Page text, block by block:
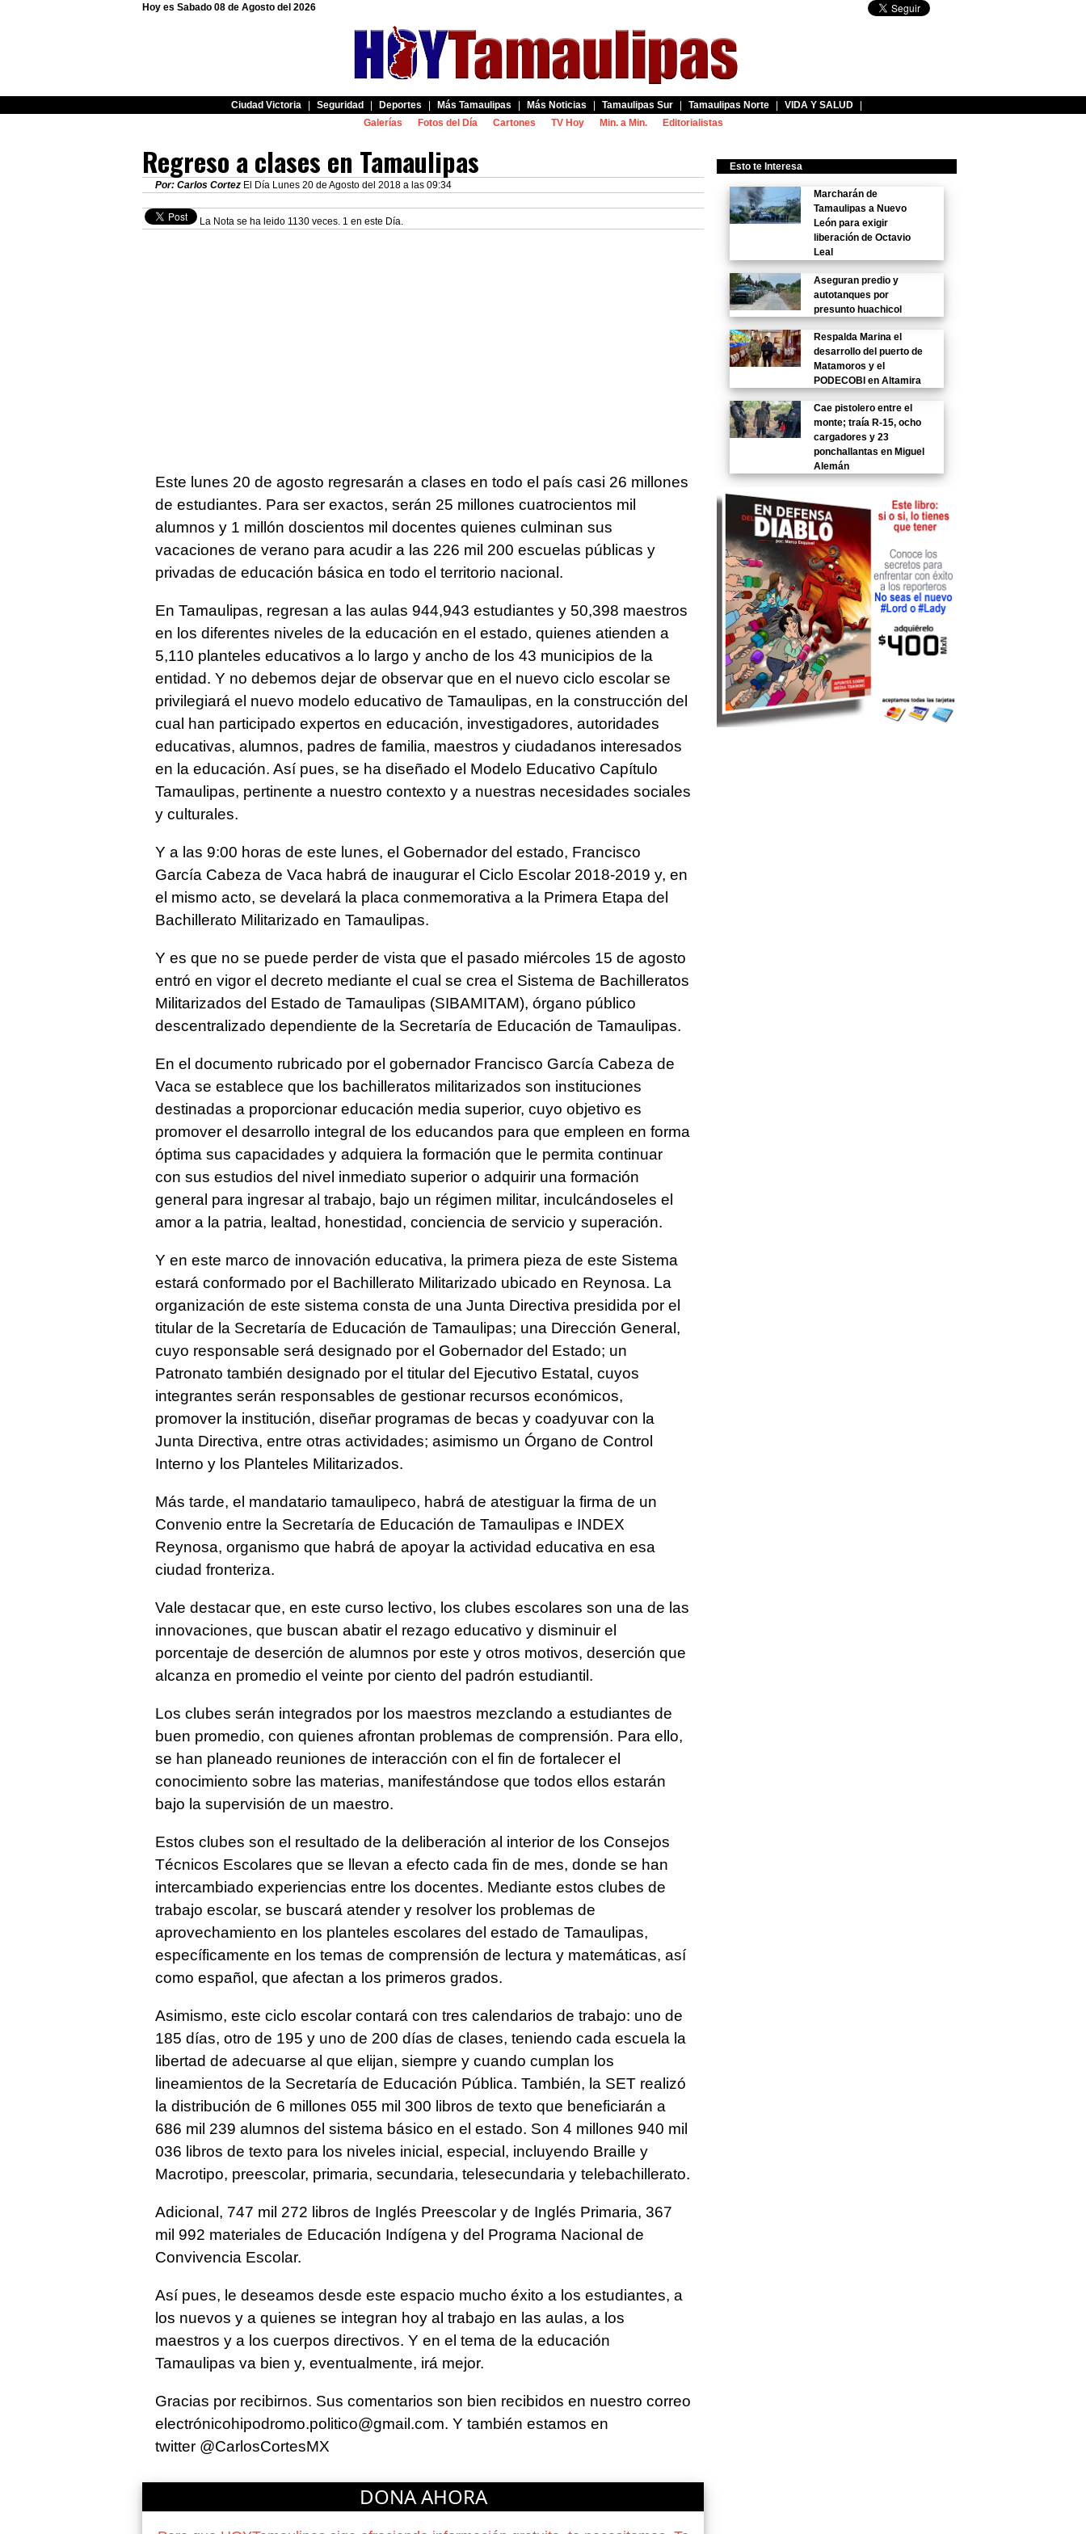
Hoy es Sabado 08 de Agosto del 2026
Ciudad Victoria Seguridad Deportes Más Tamaulipas Más Noticias Tamaulipas Sur Tamaulipas Norte VIDA Y SALUD
Galerías
Fotos del Día Cartones TV Hoy Min. a Min. Editorialistas
Regreso a clases en Tamaulipas
Por: Carlos Cortez El Día Lunes 20 de Agosto del 2018 a las 09:34
La Nota se ha leido 1130 veces. 1 en este Día.
Este lunes 20 de agosto regresarán a clases en todo el país casi 26 millones
de estudiantes. Para ser exactos, serán 25 millones cuatrocientos mil
alumnos y 1 millón doscientos mil docentes quienes culminan sus
vacaciones de verano para acudir a las 226 mil 200 escuelas públicas y
privadas de educación básica en todo el territorio nacional.
En Tamaulipas, regresan a las aulas 944,943 estudiantes y 50,398 maestros
en los diferentes niveles de la educación en el estado, quienes atienden a
5,110 planteles educativos a lo largo y ancho de los 43 municipios de la
entidad. Y no debemos dejar de observar que en el nuevo ciclo escolar se
privilegiará el nuevo modelo educativo de Tamaulipas, en la construcción del
cual han participado expertos en educación, investigadores, autoridades
educativas, alumnos, padres de familia, maestros y ciudadanos interesados
en la educación. Así pues, se ha diseñado el Modelo Educativo Capítulo
Tamaulipas, pertinente a nuestro contexto y a nuestras necesidades sociales
y culturales.
Y a las 9:00 horas de este lunes, el Gobernador del estado, Francisco
García Cabeza de Vaca habrá de inaugurar el Ciclo Escolar 2018-2019 y, en
el mismo acto, se develará la placa conmemorativa a la Primera Etapa del
Bachillerato Militarizado en Tamaulipas.
Y es que no se puede perder de vista que el pasado miércoles 15 de agosto
entró en vigor el decreto mediante el cual se crea el Sistema de Bachilleratos
Militarizados del Estado de Tamaulipas (SIBAMITAM), órgano público
descentralizado dependiente de la Secretaría de Educación de Tamaulipas.
En el documento rubricado por el gobernador Francisco García Cabeza de
Vaca se establece que los bachilleratos militarizados son instituciones
destinadas a proporcionar educación media superior, cuyo objetivo es
promover el desarrollo integral de los educandos para que empleen en forma
óptima sus capacidades y adquiera la formación que le permita continuar
con sus estudios del nivel inmediato superior o adquirir una formación
general para ingresar al trabajo, bajo un régimen militar, inculcándoseles el
amor a la patria, lealtad, honestidad, conciencia de servicio y superación.
Y en este marco de innovación educativa, la primera pieza de este Sistema
estará conformado por el Bachillerato Militarizado ubicado en Reynosa. La
organización de este sistema consta de una Junta Directiva presidida por el
titular de la Secretaría de Educación de Tamaulipas; una Dirección General,
cuyo responsable será designado por el Gobernador del Estado; un
Patronato también designado por el titular del Ejecutivo Estatal, cuyos
integrantes serán responsables de gestionar recursos económicos,
promover la institución, diseñar programas de becas y coadyuvar con la
Junta Directiva, entre otras actividades; asimismo un Órgano de Control
Interno y los Planteles Militarizados.
Más tarde, el mandatario tamaulipeco, habrá de atestiguar la firma de un
Convenio entre la Secretaría de Educación de Tamaulipas e INDEX
Reynosa, organismo que habrá de apoyar la actividad educativa en esa
ciudad fronteriza.
Vale destacar que, en este curso lectivo, los clubes escolares son una de las
innovaciones, que buscan abatir el rezago educativo y disminuir el
porcentaje de deserción de alumnos por este y otros motivos, deserción que
alcanza en promedio el veinte por ciento del padrón estudiantil.
Los clubes serán integrados por los maestros mezclando a estudiantes de
buen promedio, con quienes afrontan problemas de comprensión. Para ello,
se han planeado reuniones de interacción con el fin de fortalecer el
conocimiento sobre las materias, manifestándose que todos ellos estarán
bajo la supervisión de un maestro.
Estos clubes son el resultado de la deliberación al interior de los Consejos
Técnicos Escolares que se llevan a efecto cada fin de mes, donde se han
intercambiado experiencias entre los docentes. Mediante estos clubes de
trabajo escolar, se buscará atender y resolver los problemas de
aprovechamiento en los planteles escolares del estado de Tamaulipas,
específicamente en los temas de comprensión de lectura y matemáticas, así
como español, que afectan a los primeros grados.
Asimismo, este ciclo escolar contará con tres calendarios de trabajo: uno de
185 días, otro de 195 y uno de 200 días de clases, teniendo cada escuela la
libertad de adecuarse al que elijan, siempre y cuando cumplan los
lineamientos de la Secretaría de Educación Pública. También, la SET realizó
la distribución de 6 millones 055 mil 300 libros de texto que beneficiarán a
686 mil 239 alumnos del sistema básico en el estado. Son 4 millones 940 mil
036 libros de texto para los niveles inicial, especial, incluyendo Braille y
Macrotipo, preescolar, primaria, secundaria, telesecundaria y telebachillerato.
Adicional, 747 mil 272 libros de Inglés Preescolar y de Inglés Primaria, 367
mil 992 materiales de Educación Indígena y del Programa Nacional de
Convivencia Escolar.
Así pues, le deseamos desde este espacio mucho éxito a los estudiantes, a
los nuevos y a quienes se integran hoy al trabajo en las aulas, a los
maestros y a los cuerpos directivos. Y en el tema de la educación
Tamaulipas va bien y, eventualmente, irá mejor.
Gracias por recibirnos. Sus comentarios son bien recibidos en nuestro correo
electrónicohipodromo.politico@gmail.com. Y también estamos en
twitter @CarlosCortesMX
DONA AHORA
Esto te Interesa
Marcharán de
Tamaulipas a Nuevo
León para exigir
liberación de Octavio
Leal
Aseguran predio y
autotanques por
presunto huachicol
Respalda Marina el
desarrollo del puerto de
Matamoros y el
PODECOBI en Altamira
Cae pistolero entre el
monte; traía R-15, ocho
cargadores y 23
ponchallantas en Miguel
Alemán